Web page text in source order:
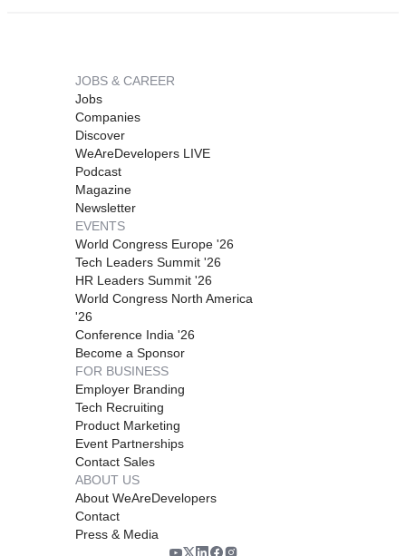
JOBS & CAREER
Jobs
Companies
Discover
WeAreDevelopers LIVE
Podcast
Magazine
Newsletter
EVENTS
World Congress Europe '26
Tech Leaders Summit '26
HR Leaders Summit '26
World Congress North America
'26
Conference India '26
Become a Sponsor
FOR BUSINESS
Employer Branding
Tech Recruiting
Product Marketing
Event Partnerships
Contact Sales
ABOUT US
About WeAreDevelopers
Contact
Press & Media